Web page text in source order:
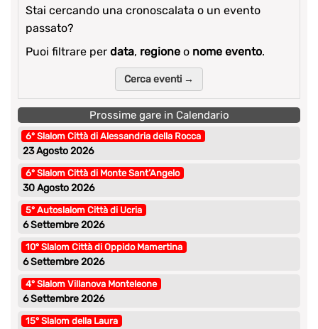
Stai cercando una cronoscalata o un evento
passato?
Puoi filtrare per data, regione o nome evento.
Cerca eventi →
Prossime gare in Calendario
6° Slalom Città di Alessandria della Rocca
23 Agosto 2026
6° Slalom Città di Monte Sant’Angelo
30 Agosto 2026
5° Autoslalom Città di Ucria
6 Settembre 2026
10° Slalom Città di Oppido Mamertina
6 Settembre 2026
4° Slalom Villanova Monteleone
6 Settembre 2026
15° Slalom della Laura